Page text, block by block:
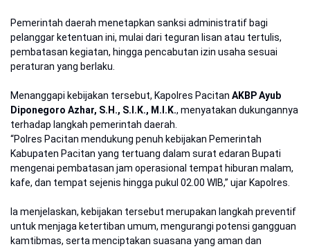
Pemerintah daerah menetapkan sanksi administratif bagi
pelanggar ketentuan ini, mulai dari teguran lisan atau tertulis,
pembatasan kegiatan, hingga pencabutan izin usaha sesuai
peraturan yang berlaku.
Menanggapi kebijakan tersebut, Kapolres Pacitan AKBP Ayub
Diponegoro Azhar, S.H., S.I.K., M.I.K., menyatakan dukungannya
terhadap langkah pemerintah daerah.
“Polres Pacitan mendukung penuh kebijakan Pemerintah
Kabupaten Pacitan yang tertuang dalam surat edaran Bupati
mengenai pembatasan jam operasional tempat hiburan malam,
kafe, dan tempat sejenis hingga pukul 02.00 WIB,” ujar Kapolres.
Ia menjelaskan, kebijakan tersebut merupakan langkah preventif
untuk menjaga ketertiban umum, mengurangi potensi gangguan
kamtibmas, serta menciptakan suasana yang aman dan